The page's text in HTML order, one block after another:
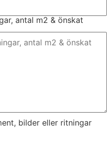
antal m2 & önskat
bilder eller ritningar